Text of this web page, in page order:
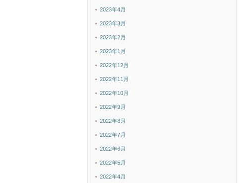
2023年4月
2023年3月
2023年2月
2023年1月
2022年12月
2022年11月
2022年10月
2022年9月
2022年8月
2022年7月
2022年6月
2022年5月
2022年4月